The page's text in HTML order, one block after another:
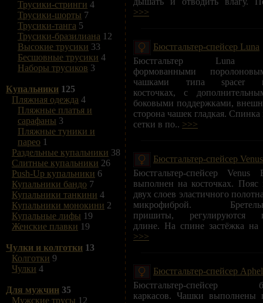
Трусики-стринги 4
Трусики-шорты 7
Трусики-танга 5
Трусики-бразилиана 12
Высокие трусики 33
Бесшовные трусики 4
Наборы трусиков 3
Купальники 125
Пляжная одежда 4
Пляжные платья и
сарафаны 3
Пляжные туники и
парео 1
Раздельные купальники 38
Слитные купальники 26
Push-Up купальники 6
Купальники бандо 7
Купальники танкини 4
Купальники монокини 2
Купальные лифы 19
Женские плавки 19
Чулки и колготки 13
Колготки 9
Чулки 4
Для мужчин 35
Мужские трусы 12
>>>
Бюстгальтер-спейсер Luna
Бюстгальтер Luna
формованными
чашками типа spacer
косточках, с
боковыми поддержками,
сторона чашек гладкая. Спинка
сетки в по.. >>>
Бюстгальтер-спейсер Venus
Бюстгальтер-спейсер Venus
выполнен на косточках. Пояс
двух слоев эластичного
микрофиброй.
пришиты, регулируются
длине. На спине застёжка на
>>>
Бюстгальтер-спейсер
Бюстгальтер-спейсер
каркасов. Чашки выполнены